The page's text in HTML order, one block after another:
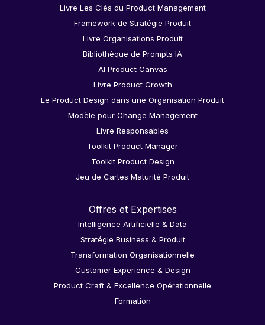
Livre Les Clés du Product Management
Framework de Stratégie Produit
Livre Organisations Produit
Bibliothèque de Prompts IA
AI Product Canvas
Livre Product Growth
Le Product Design dans une Organisation Produit
Modèle pour Change Management
Livre Responsables
Toolkit Product Manager
Toolkit Product Design
Jeu de Cartes Maturité Produit
Offres et Expertises
Intelligence Artificielle & Data
Stratégie Business & Produit
Transformation Organisationnelle
Customer Experience & Design
Product Craft & Excellence Opérationnelle
Formation